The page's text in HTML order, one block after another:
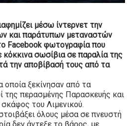
μέσω ίντερνετ την
και παράτυπων μεταναστών
Facebook φωτογραφία που
κόκκινα σωσίβια σε παραλία της
την αποβίβασή τους από τα
οποία ξεκίνησαν από τα
της περασμένης Παρασκευής και
του Λιμενικού.
όλους μέσα σε πνευστή